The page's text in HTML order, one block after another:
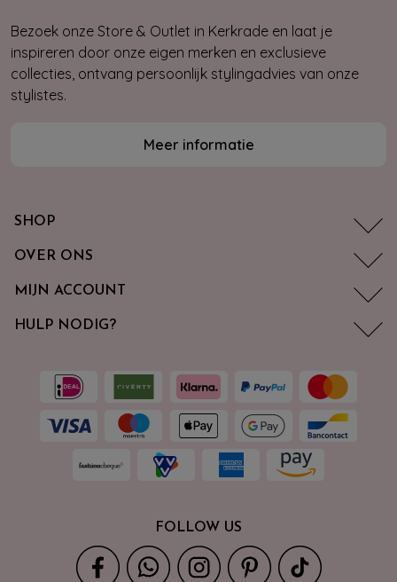
Bezoek onze Store & Outlet in Kerkrade en laat je
inspireren door onze eigen merken en exclusieve
collecties, ontvang persoonlijk stylingadvies van onze
stylistes.
Meer informatie
SHOP
OVER ONS
MIJN ACCOUNT
HULP NODIG?
FOLLOW US